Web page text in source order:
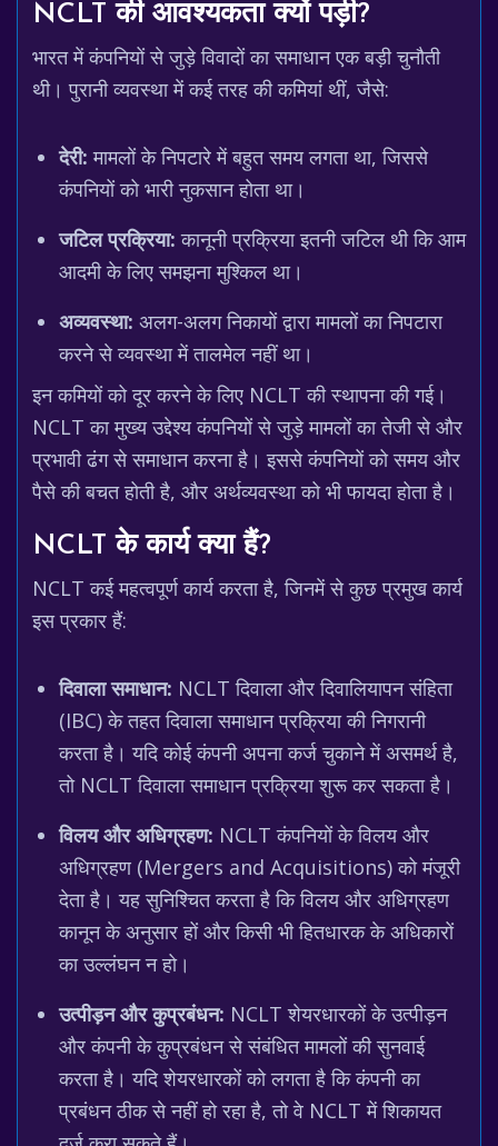
NCLT की आवश्यकता क्यों पड़ी?
भारत में कंपनियों से जुड़े विवादों का समाधान एक बड़ी चुनौती
थी। पुरानी व्यवस्था में कई तरह की कमियां थीं, जैसे:
देरी: मामलों के निपटारे में बहुत समय लगता था, जिससे
कंपनियों को भारी नुकसान होता था।
जटिल प्रक्रिया: कानूनी प्रक्रिया इतनी जटिल थी कि आम
आदमी के लिए समझना मुश्किल था।
अव्यवस्था: अलग-अलग निकायों द्वारा मामलों का निपटारा
करने से व्यवस्था में तालमेल नहीं था।
इन कमियों को दूर करने के लिए NCLT की स्थापना की गई।
NCLT का मुख्य उद्देश्य कंपनियों से जुड़े मामलों का तेजी से और
प्रभावी ढंग से समाधान करना है। इससे कंपनियों को समय और
पैसे की बचत होती है, और अर्थव्यवस्था को भी फायदा होता है।
NCLT के कार्य क्या हैं?
NCLT कई महत्वपूर्ण कार्य करता है, जिनमें से कुछ प्रमुख कार्य
इस प्रकार हैं:
दिवाला समाधान: NCLT दिवाला और दिवालियापन संहिता
(IBC) के तहत दिवाला समाधान प्रक्रिया की निगरानी
करता है। यदि कोई कंपनी अपना कर्ज चुकाने में असमर्थ है,
तो NCLT दिवाला समाधान प्रक्रिया शुरू कर सकता है।
विलय और अधिग्रहण: NCLT कंपनियों के विलय और
अधिग्रहण (Mergers and Acquisitions) को मंजूरी
देता है। यह सुनिश्चित करता है कि विलय और अधिग्रहण
कानून के अनुसार हों और किसी भी हितधारक के अधिकारों
का उल्लंघन न हो।
उत्पीड़न और कुप्रबंधन: NCLT शेयरधारकों के उत्पीड़न
और कंपनी के कुप्रबंधन से संबंधित मामलों की सुनवाई
करता है। यदि शेयरधारकों को लगता है कि कंपनी का
प्रबंधन ठीक से नहीं हो रहा है, तो वे NCLT में शिकायत